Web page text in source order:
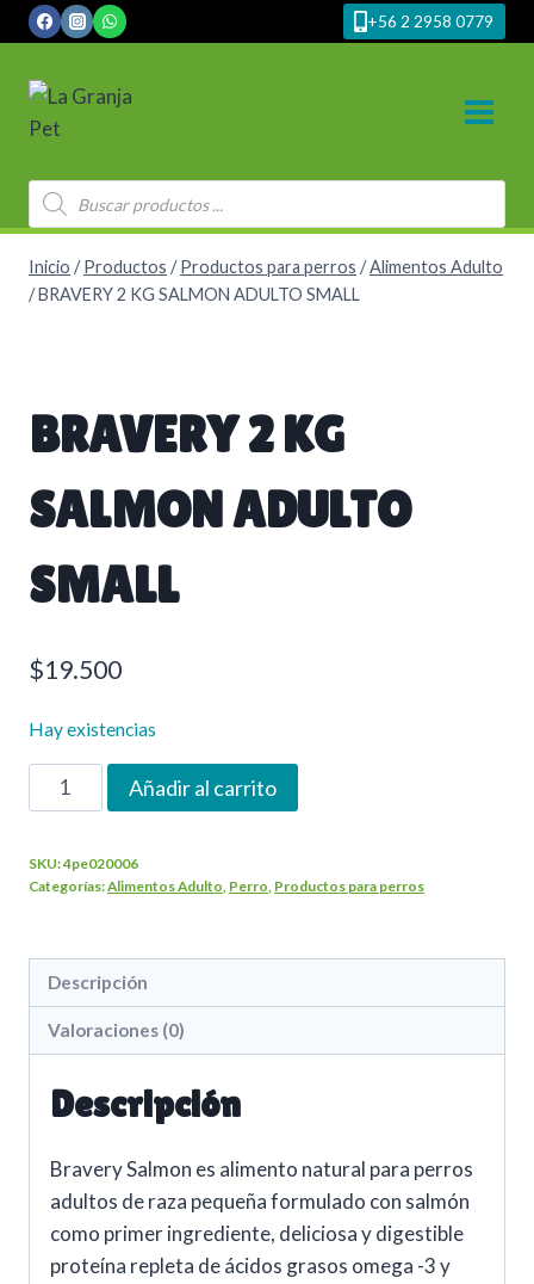
Saltar
al
contenido
+56 2 2958 0779
Búsqueda
de
productos
Inicio / Productos / Productos para perros /Alimentos Adulto
/BRAVERY 2 KG SALMON ADULTO SMALL
BRAVERY 2 KG
SALMON ADULTO
SMALL
$19.500
Hay existencias
BRAVERY
2
SALMON
cantidad
Añadir al carrito
SKU:4pe020006
Categorías:Alimentos Adulto Perro Productos para perros
Descripción
Valoraciones (0)
Descripción
Bravery Salmon es alimento natural para perros
adultos de raza pequeña formulado con salmón
como primer ingrediente, deliciosa y digestible
proteína repleta de ácidos grasos omega -3 y